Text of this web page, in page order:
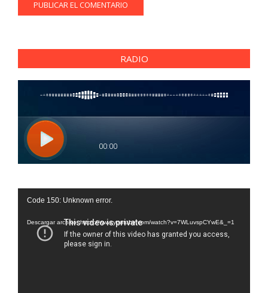
RADIO
Reproductor
vídeo
Code 150: Unknown error.
Descargar archivo: https://www.youtube.com/watch?v=7WLuvspCYwE&_=1